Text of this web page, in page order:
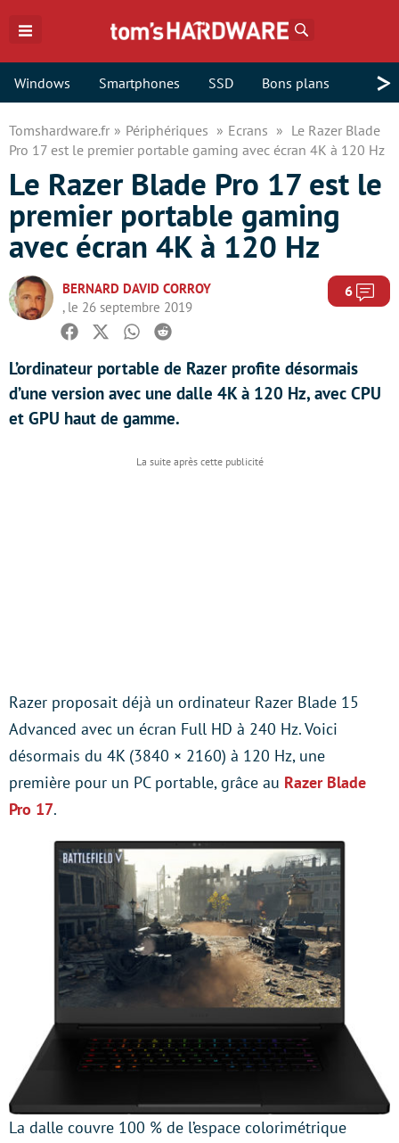
Windows Smartphones SSD Bons plans >
Tomshardware.fr Périphériques Ecrans
Le Razer Blade
Pro 17 est le premier portable gaming avec écran 4K à 120 Hz
Le Razer Blade Pro 17 est le
premier portable gaming
avec écran 4K à 120 Hz
BERNARD DAVID CORROY
, le 26 septembre 2019
6
Facebook
TwitterWhatsapp
Reddit
L’ordinateur portable de Razer profite désormais
d’une version avec une dalle 4K à 120 Hz, avec CPU
et GPU haut de gamme.
Razer proposait déjà un ordinateur Razer Blade 15
Advanced avec un écran Full HD à 240 Hz. Voici
désormais du 4K (3840 × 2160) à 120 Hz, une
première pour un PC portable, grâce au Razer Blade
Pro 17.
La dalle couvre 100 % de l’espace colorimétrique